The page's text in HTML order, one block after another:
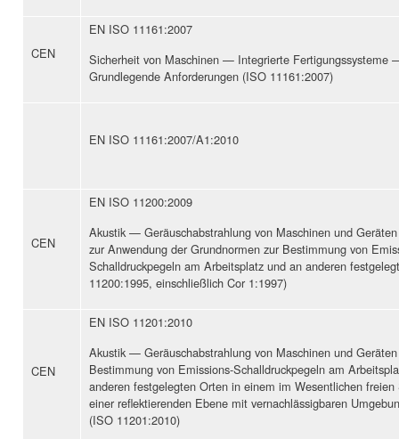
CEN
EN ISO 11161:2007
Sicherheit von Maschinen — Integrierte Fertigungssysteme
Grundlegende Anforderungen (ISO 11161:2007)
EN ISO 11161:2007/A1:2010
CEN
EN ISO 11200:2009
Akustik — Geräuschabstrahlung von Maschinen und
zur Anwendung der Grundnormen zur Bestimmung von
Schalldruckpegeln am Arbeitsplatz und an anderen
11200:1995, einschließlich Cor 1:1997)
CEN
EN ISO 11201:2010
Akustik — Geräuschabstrahlung von Maschinen und
Bestimmung von Emissions-Schalldruckpegeln am
anderen festgelegten Orten in einem im Wesentlichen
einer reflektierenden Ebene mit vernachlässigbaren
(ISO 11201:2010)